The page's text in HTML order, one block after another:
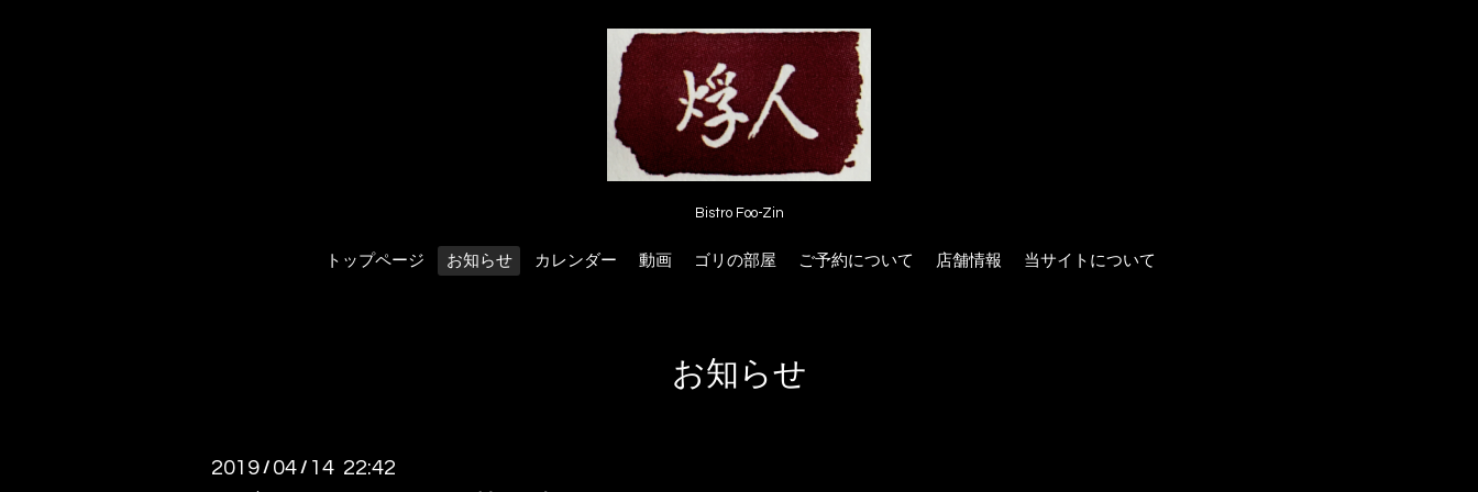
Bistro Foo-Zin
トップページ お知らせ カレンダー 動画 ゴリの部屋 ご予約について 店舗情報 当サイトについて
お知らせ
2019 / 04 / 14 22:42